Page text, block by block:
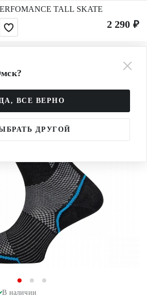
ВСЕ ВЕРНО
ДРУГОЙ
В наличии
TALL SKATE
2 290 ₽